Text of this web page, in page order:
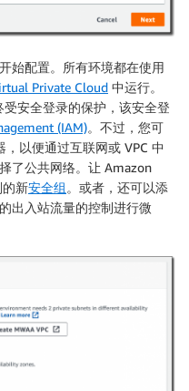
开始配置。所有环境都在使用
Private Cloud 中运行。
安全登录的保护，该安全登
(IAM)。不过，您可
以便通过互联网或 VPC 中
了公共网络。让 Amazon
新安全组 。或者，还可以添
出入站流量的控制进行微